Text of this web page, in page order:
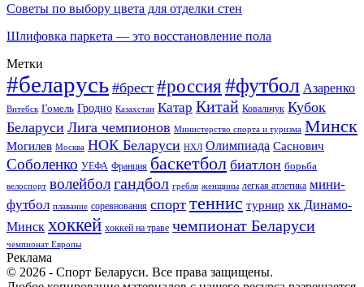
Советы по выбору цвета для отделки стен
Шлифовка паркета — это восстановление пола
Метки
#беларусь #брест #россия#футбол Азаренко
Витебск Гомель Гродно Казахстан Катар Китай Ковальчук Кубок
Беларуси Лига чемпионов Министерство спорта и туризма Минск
Могилев Москва НОК Беларуси НХЛ Олимпиада Саснович
Соболенко УЕФА Франция баскетбол биатлон борьба
велоспорт волейболгандбол гребля женщины легкая атлетика мини-
футбол плавание соревнования спорт теннис турнир хк Динамо-
Минск хоккей хоккей на траве чемпионат Беларуси
чемпионат Европы
Реклама
© 2026 - Спорт Беларуси. Все права защищены.